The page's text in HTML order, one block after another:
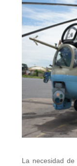
La necesidad de